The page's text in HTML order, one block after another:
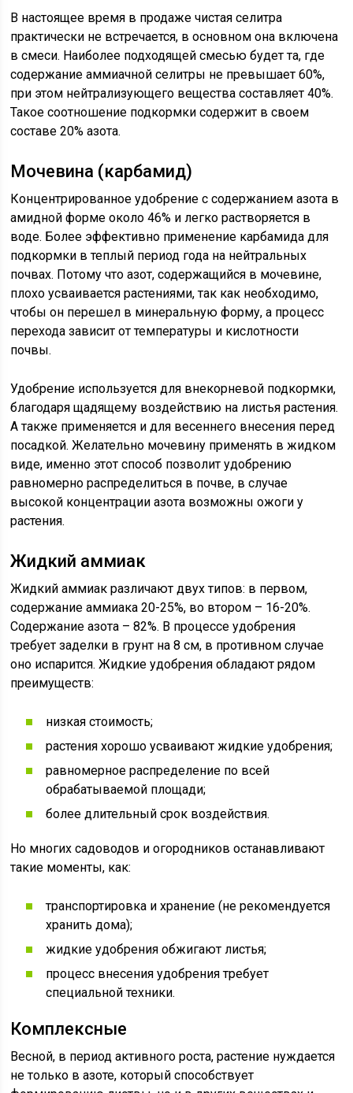
В настоящее время в продаже чистая селитра
практически не встречается, в основном она включена
в смеси. Наиболее подходящей смесью будет та, где
содержание аммиачной селитры не превышает 60%,
при этом нейтрализующего вещества составляет 40%.
Такое соотношение подкормки содержит в своем
составе 20% азота.
Мочевина (карбамид)
Концентрированное удобрение с содержанием азота в
амидной форме около 46% и легко растворяется в
воде. Более эффективно применение карбамида для
подкормки в теплый период года на нейтральных
почвах. Потому что азот, содержащийся в мочевине,
плохо усваивается растениями, так как необходимо,
чтобы он перешел в минеральную форму, а процесс
перехода зависит от температуры и кислотности
почвы.
Удобрение используется для внекорневой подкормки,
благодаря щадящему воздействию на листья растения.
А также применяется и для весеннего внесения перед
посадкой. Желательно мочевину применять в жидком
виде, именно этот способ позволит удобрению
равномерно распределиться в почве, в случае
высокой концентрации азота возможны ожоги у
растения.
Жидкий аммиак
Жидкий аммиак различают двух типов: в первом,
содержание аммиака 20-25%, во втором – 16-20%.
Содержание азота – 82%. В процессе удобрения
требует заделки в грунт на 8 см, в противном случае
оно испарится. Жидкие удобрения обладают рядом
преимуществ:
низкая стоимость;
растения хорошо усваивают жидкие удобрения;
равномерное распределение по всей
обрабатываемой площади;
более длительный срок воздействия.
Но многих садоводов и огородников останавливают
такие моменты, как:
транспортировка и хранение (не рекомендуется
хранить дома);
жидкие удобрения обжигают листья;
процесс внесения удобрения требует
специальной техники.
Комплексные
Весной, в период активного роста, растение нуждается
не только в азоте, который способствует